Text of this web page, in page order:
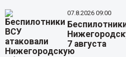
07.8.2026 09:00
7 августа